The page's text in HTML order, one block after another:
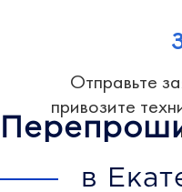
в
Отправьте
привозите